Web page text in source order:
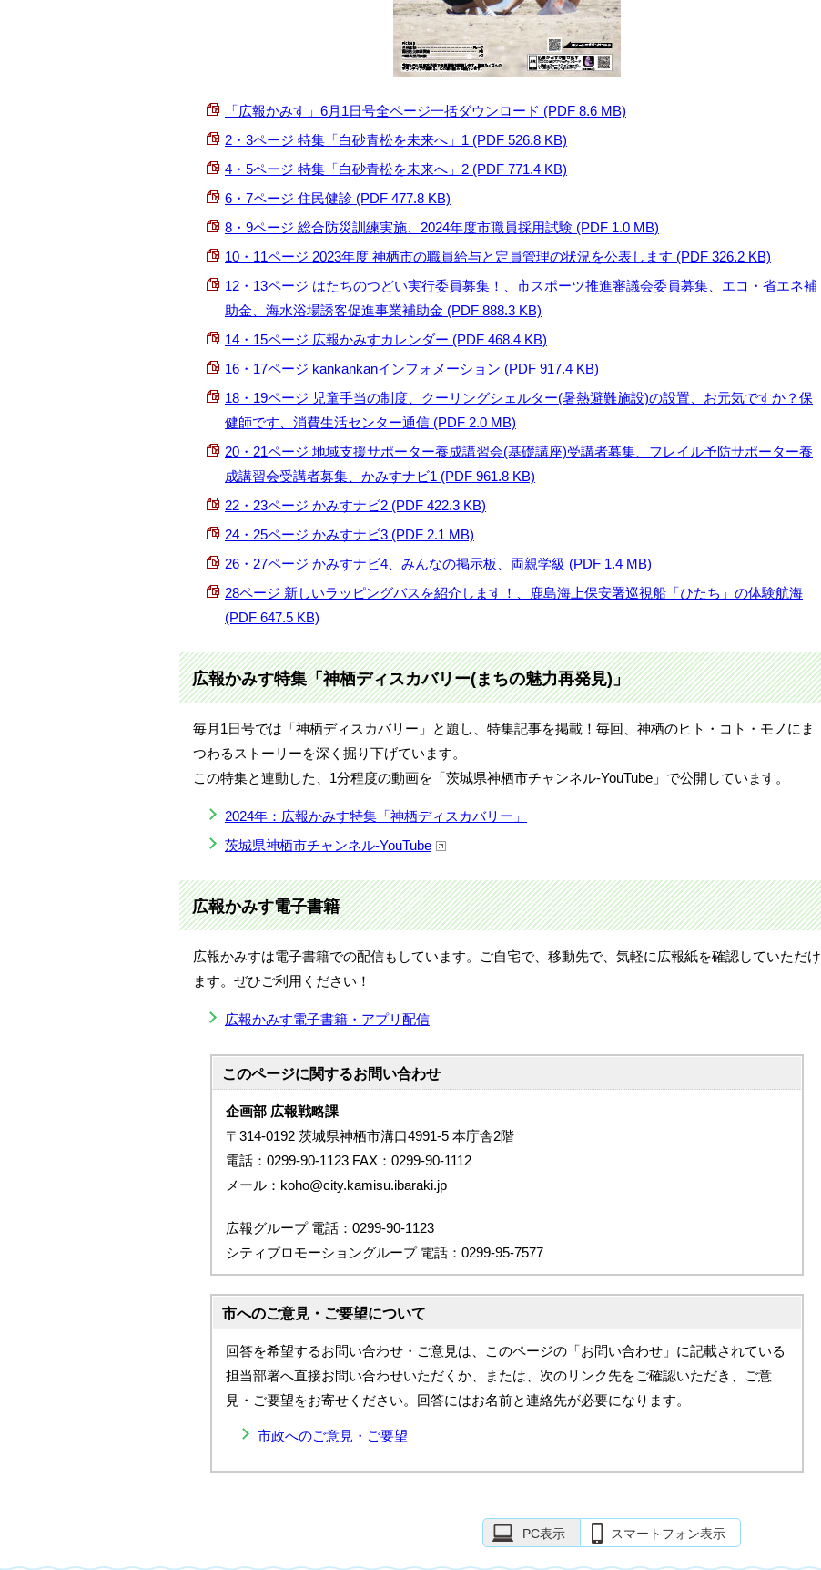
「広報かみす」6月1日号全ページ一括ダウンロード (PDF 8.6 MB)
2・3ページ 特集「白砂青松を未来へ」1 (PDF 526.8 KB)
4・5ページ 特集「白砂青松を未来へ」2 (PDF 771.4 KB)
6・7ページ 住民健診 (PDF 477.8 KB)
8・9ページ 総合防災訓練実施、2024年度市職員採用試験 (PDF 1.0 MB)
10・11ページ 2023年度 神栖市の職員給与と定員管理の状況を公表します (PDF 326.2 KB)
12・13ページ はたちのつどい実行委員募集！、市スポーツ推進審議会委員募集、エコ・省エネ補
助金、海水浴場誘客促進事業補助金 (PDF 888.3 KB)
14・15ページ 広報かみすカレンダー (PDF 468.4 KB)
16・17ページ kankankanインフォメーション (PDF 917.4 KB)
18・19ページ 児童手当の制度、クーリングシェルター(暑熱避難施設)の設置、お元気ですか？保
健師です、消費生活センター通信 (PDF 2.0 MB)
20・21ページ 地域支援サポーター養成講習会(基礎講座)受講者募集、フレイル予防サポーター養
成講習会受講者募集、かみすナビ1 (PDF 961.8 KB)
22・23ページ かみすナビ2 (PDF 422.3 KB)
24・25ページ かみすナビ3 (PDF 2.1 MB)
26・27ページ かみすナビ4、みんなの掲示板、両親学級 (PDF 1.4 MB)
28ページ 新しいラッピングバスを紹介します！、鹿島海上保安署巡視船「ひたち」の体験航海
(PDF 647.5 KB)
広報かみす特集「神栖ディスカバリー(まちの魅力再発見)」
毎月1日号では「神栖ディスカバリー」と題し、特集記事を掲載！毎回、神栖のヒト・コト・モノにま
つわるストーリーを深く掘り下げています。
この特集と連動した、1分程度の動画を「茨城県神栖市チャンネル-YouTube」で公開しています。
2024年：広報かみす特集「神栖ディスカバリー」
茨城県神栖市チャンネル-YouTube
広報かみす電子書籍
広報かみすは電子書籍での配信もしています。ご自宅で、移動先で、気軽に広報紙を確認していただけ
ます。ぜひご利用ください！
広報かみす電子書籍・アプリ配信
このページに関するお問い合わせ
企画部 広報戦略課
〒314-0192 茨城県神栖市溝口4991-5 本庁舎2階
電話：0299-90-1123 FAX：0299-90-1112
メール：koho@city.kamisu.ibaraki.jp
広報グループ 電話：0299-90-1123
シティプロモーショングループ 電話：0299-95-7577
市へのご意見・ご要望について
回答を希望するお問い合わせ・ご意見は、このページの「お問い合わせ」に記載されている
担当部署へ直接お問い合わせいただくか、または、次のリンク先をご確認いただき、ご意
見・ご要望をお寄せください。回答にはお名前と連絡先が必要になります。
市政へのご意見・ご要望
PC表示 スマートフォン表示